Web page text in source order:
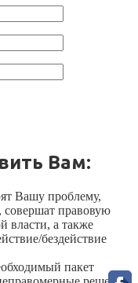
Вам:
Вашу проблему,
правовую
власти, а также
бездействие
пакет